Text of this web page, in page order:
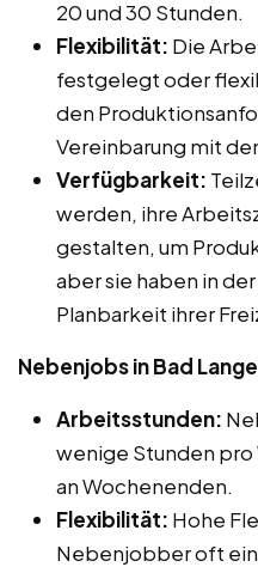
20 und 30 Stunden.
Flexibilität: Die
festgelegt oder
den
Vereinbarung mit
Verfügbarkeit:
werden, ihre
gestalten, um
aber sie haben in
Planbarkeit ihrer
Nebenjobs in Bad
Arbeitsstunden:
wenige Stunden
an Wochenenden.
Flexibilität: Hohe
Nebenjobber oft